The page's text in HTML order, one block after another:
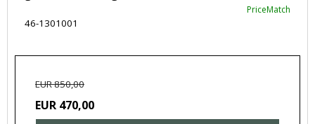
PriceMatch
46-1301001
EUR 850,00
EUR 470,00